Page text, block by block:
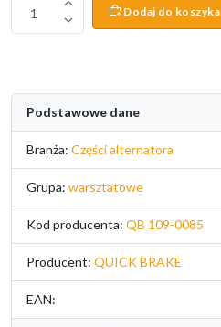
1 Dodaj do koszyka
Podstawowe dane
Branża: Części alternatora
Grupa: warsztatowe
Kod producenta: QB 109-0085
Producent: QUICK BRAKE
EAN: